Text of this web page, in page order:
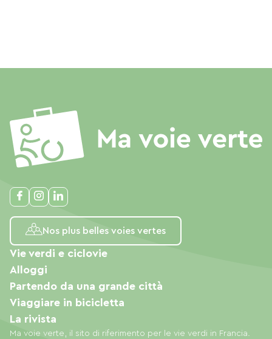
Nos plus belles voies vertes
Ma voie verte, il sito di riferimento per le vie verdi in Francia.
Vie verdi e ciclovie
Alloggi
Partendo da una grande città
Viaggiare in bicicletta
La rivista